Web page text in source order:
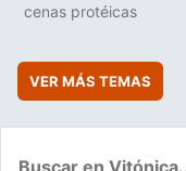
cenas protéicas
VER MÁS TEMAS